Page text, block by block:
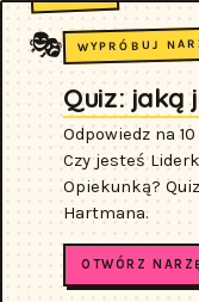
🎭 WYPRÓBUJ
Quiz: jaką
Odpowiedz na
Czy jesteś
Opiekunką?
Hartmana.
OTWÓRZ